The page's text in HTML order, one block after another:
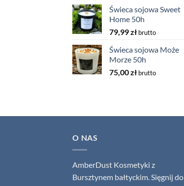
Świeca sojowa Sweet
Home 50h
79,99zł brutto
Świeca sojowa Może
Morze 50h
75,00zł brutto
O NAS
AmberDust Kosmetyki z
Bursztynem bałtyckim. Sięgnij do